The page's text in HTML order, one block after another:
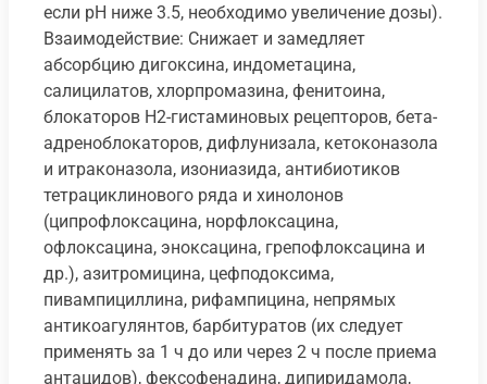
если pH ниже 3.5, необходимо увеличение дозы).
Взаимодействие: Снижает и замедляет
абсорбцию дигоксина, индометацина,
салицилатов, хлорпромазина, фенитоина,
блокаторов H2-гистаминовых рецепторов, бета-
адреноблокаторов, дифлунизала, кетоконазола
и итраконазола, изониазида, антибиотиков
тетрациклинового ряда и хинолонов
(ципрофлоксацина, норфлоксацина,
офлоксацина, эноксацина, грепофлоксацина и
др.), азитромицина, цефподоксима,
пивампициллина, рифампицина, непрямых
антикоагулянтов, барбитуратов (их следует
применять за 1 ч до или через 2 ч после приема
антацидов), фексофенадина, дипиридамола,